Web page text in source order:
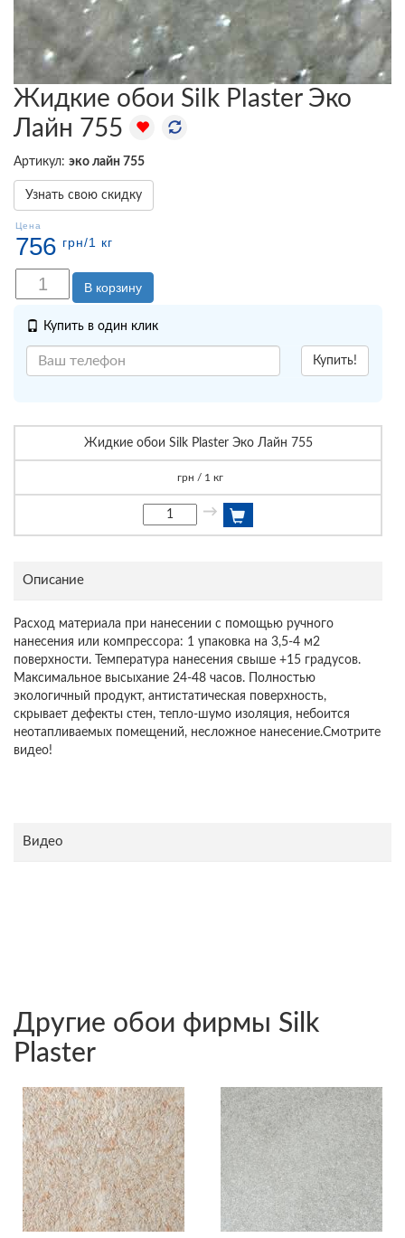
Жидкие обои Silk Plaster Эко
Лайн 755
Артикул: эко лайн 755
Узнать свою скидку
Цена
756 грн/1 кг
В корзину
Купить в один клик
Купить!
Жидкие обои Silk Plaster Эко Лайн 755
грн / 1 кг
→
Описание
Расход материала при нанесении с помощью ручного
нанесения или компрессора: 1 упаковка на 3,5-4 м2
поверхности. Температура нанесения свыше +15 градусов.
Максимальное высыхание 24-48 часов. Полностью
экологичный продукт, антистатическая поверхность,
скрывает дефекты стен, тепло-шумо изоляция, небоится
неотапливаемых помещений, несложное нанесение.Смотрите
видео!
Видео
Другие обои фирмы Silk
Plaster